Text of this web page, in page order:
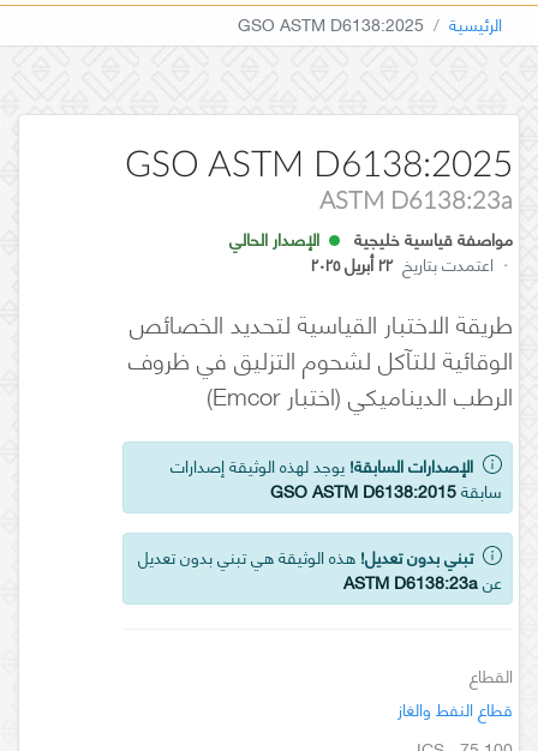
الرئيسية GSO ASTM D6138:2025
GSO ASTM D6138:2025
ASTM D6138:23a
مواصفة قياسية خليجية
الإصدار الحالي
· اعتمدت بتاريخ ٢٢ أبريل ٢٠٢٥
طريقة الاختبار القياسية لتحديد الخصائص
الوقائية للتآكل لشحوم التزليق في ظروف
الرطب الديناميكي (اختبار Emcor)
الإصدارات السابقة! يوجد لهذه الوثيقة إصدارات
سابقةGSO ASTM D6138:2015
تبني بدون تعديل! هذه الوثيقة هي تبني بدون تعديل
عنASTM D6138:23a
القطاع
قطاع النفط والغاز